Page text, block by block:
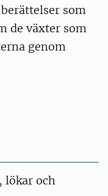
som
de växter som
genom
lökar och